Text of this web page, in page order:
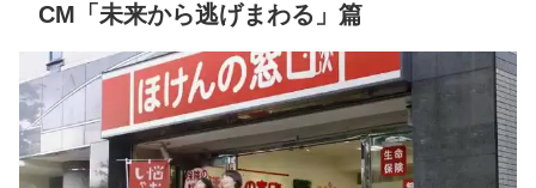
CM「未来から逃げまわる」篇